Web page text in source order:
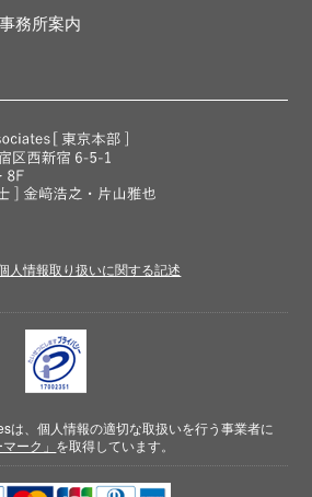
事務所案内
人情報取り扱いに関する記述
は、個人情報の適切な取扱いを行う事業者に
ーク」 を取得しています。